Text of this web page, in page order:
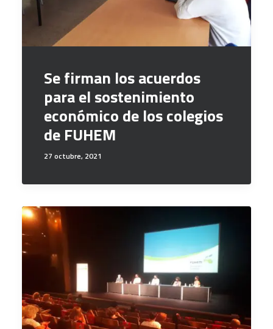
Se firman los acuerdos
para el sostenimiento
económico de los colegios
de FUHEM
27 octubre, 2021